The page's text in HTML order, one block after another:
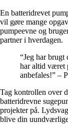
En batteridrevet
vil gøre mange
pumpeevne og
partner i hverdagen.
“Jeg har
har altid været
anbefales!” –
Tag kontrollen over
batteridrevne
projekter på.
blive din